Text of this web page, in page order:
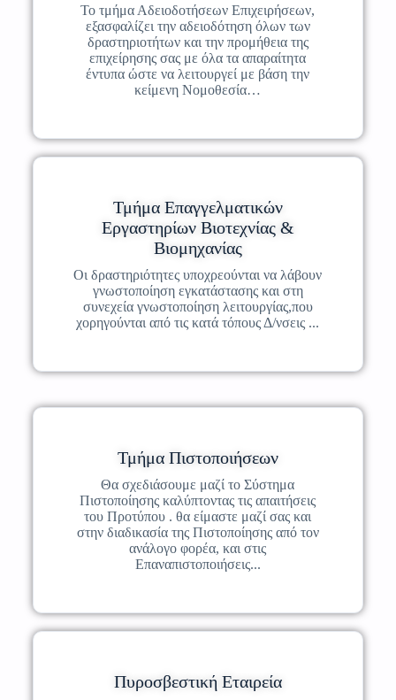
Το τμήμα Αδειοδοτήσεων Επιχειρήσεων,
εξασφαλίζει την αδειοδότηση όλων των
δραστηριοτήτων και την προμήθεια της
επιχείρησης σας με όλα τα απαραίτητα
έντυπα ώστε να λειτουργεί με βάση την
κείμενη Νομοθεσία…
Τμήμα Επαγγελματικών
Εργαστηρίων Βιοτεχνίας &
Βιομηχανίας
Οι δραστηριότητες υποχρεούνται να λάβουν
γνωστοποίηση εγκατάστασης και στη
συνεχεία γνωστοποίηση λειτουργίας,που
χορηγούνται από τις κατά τόπους Δ/νσεις ...
Τμήμα Πιστοποιήσεων
Θα σχεδιάσουμε μαζί το Σύστημα
Πιστοποίησης καλύπτοντας τις απαιτήσεις
του Προτύπου . θα είμαστε μαζί σας και
στην διαδικασία της Πιστοποίησης από τον
ανάλογο φορέα, και στις
Επαναπιστοποιήσεις...
Πυροσβεστική Εταιρεία